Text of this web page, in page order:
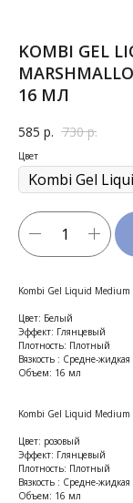
KOMBI GEL
16 МЛ
585 р. 730 р.
Цвет
Kombi Gel Liquid Medium
Цвет: Белый
Эффект: Глянцевый
Плотность: Плотный
Вязкость : Средне-жидкая
Объем: 16 мл
Kombi Gel Liquid Medium
Цвет: розовый
Эффект: Глянцевый
Плотность: Плотный
Вязкость : Средне-жидкая
Объем: 16 мл